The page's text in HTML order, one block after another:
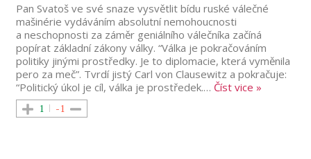
Pan Svatoš ve své snaze vysvětlit bídu ruské válečné
mašinérie vydáváním absolutní nemohoucnosti
a neschopnosti za záměr geniálního válečníka začíná
popírat základní zákony války. “Válka je pokračováním
politiky jinými prostředky. Je to diplomacie, která vyměnila
pero za meč”. Tvrdí jistý Carl von Clausewitz a pokračuje:
“Politický úkol je cíl, válka je prostředek.… Číst vice »
1 -1